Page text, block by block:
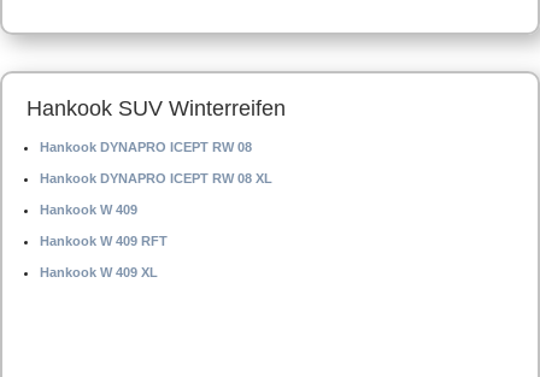
Hankook SUV Winterreifen
Hankook DYNAPRO ICEPT RW 08
Hankook DYNAPRO ICEPT RW 08 XL
Hankook W 409
Hankook W 409 RFT
Hankook W 409 XL